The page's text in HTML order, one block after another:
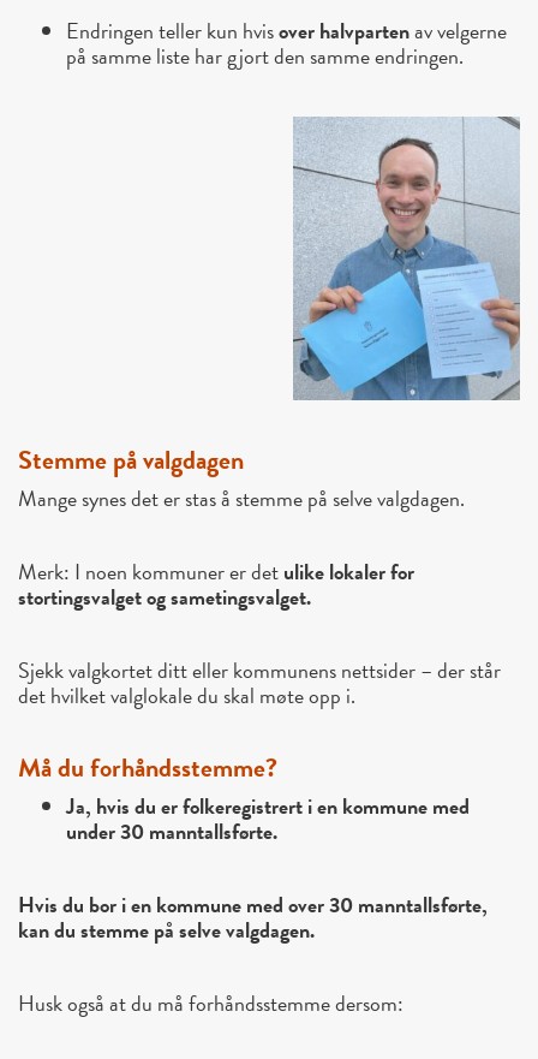
Endringen teller kun hvisover halvpartenav velgerne
på samme liste har gjort den samme endringen.
Stemme på valgdagen
Mange synes det er stas å stemme på selve valgdagen.
Merk: I noen kommuner er detulike lokaler for
stortingsvalget og sametingsvalget.
Sjekk valgkortet ditt eller kommunens nettsider – der står
det hvilket valglokale du skal møte opp i.
Må du forhåndsstemme?
Ja, hvis du er folkeregistrert i en kommune med
under 30 manntallsførte.
Hvis du bor i en kommune med over 30 manntallsførte,
kan du stemme på selve valgdagen.
Husk også at du må forhåndsstemme dersom: